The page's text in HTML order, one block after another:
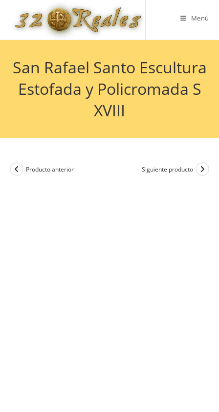
contenido
Menú
San Rafael Santo Escultura
Estofada y Policromada S
XVIII
Producto anterior Siguiente producto